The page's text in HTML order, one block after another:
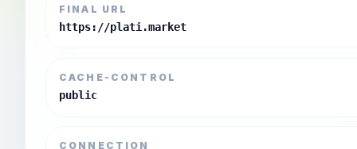
FINAL URL
https://plati.market
CACHE-CONTROL
public
CONNECTION